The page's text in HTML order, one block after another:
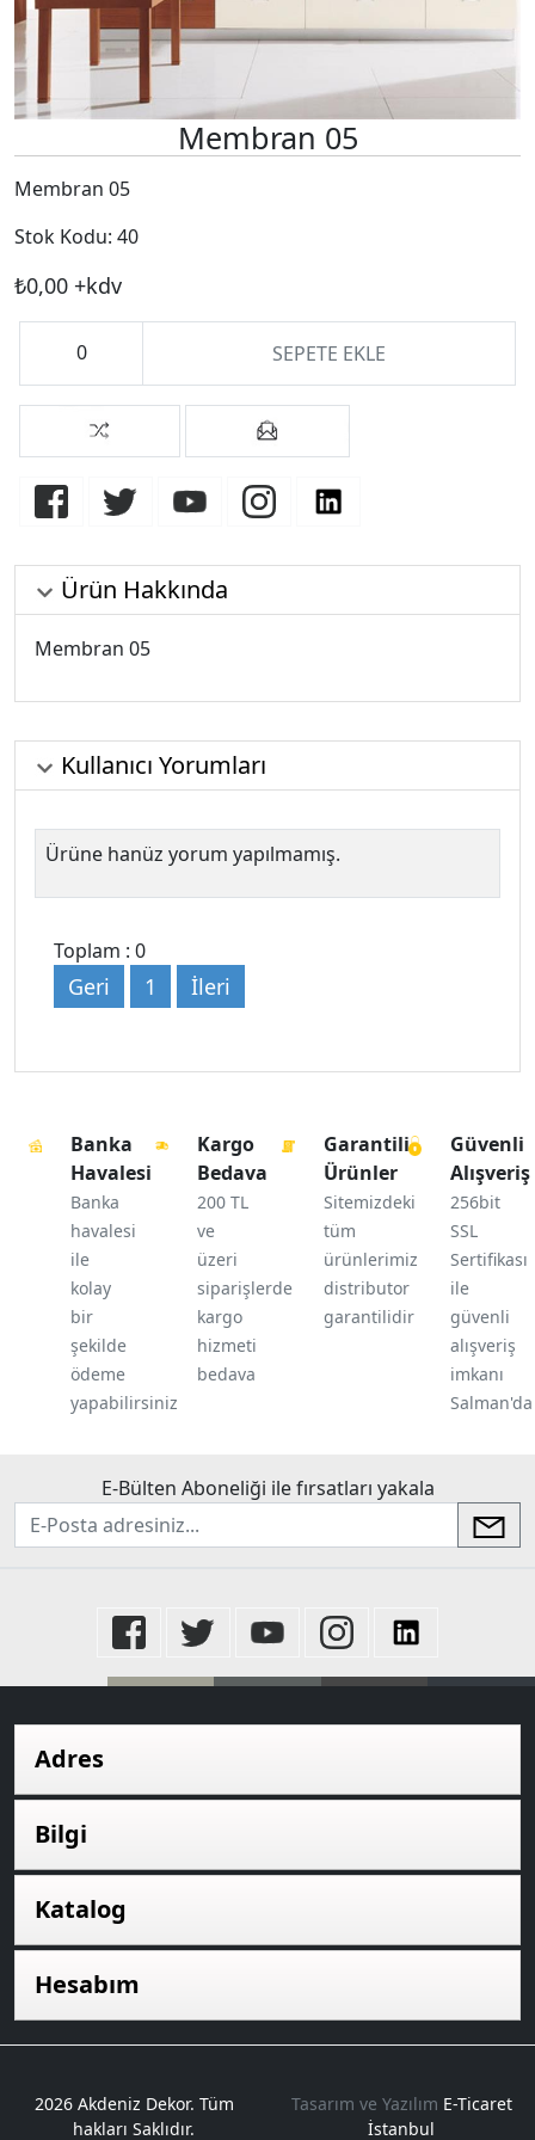
Membran 05
Membran 05
Stok Kodu: 40
₺0,00 +kdv
SEPETE EKLE
Ürün Hakkında
Membran 05
Kullanıcı Yorumları
Ürüne hanüz yorum yapılmamış.
Toplam : 0
Geri 1 İleri
Banka
Havalesi
Banka
havalesi
ile
kolay
bir
şekilde
ödeme
yapabilirsiniz
Kargo
Bedava
200 TL
ve
üzeri
siparişlerde
kargo
hizmeti
bedava
Garantili
Ürünler
Sitemizdeki
tüm
ürünlerimiz
distributor
garantilidir
Güvenli
Alışveriş
256bit
SSL
Sertifikası
ile
güvenli
alışveriş
imkanı
Salman'da
E-Bülten Aboneliği ile fırsatları yakala
newsletter
Adres
Bilgi
Katalog
Hesabım
2026 Akdeniz Dekor. Tüm
hakları Saklıdır.
Tasarım ve Yazılım E-Ticaret
İstanbul